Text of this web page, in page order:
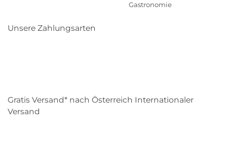
Gastronomie
Unsere Zahlungsarten
Gratis Versand* nach Österreich Internationaler
Versand